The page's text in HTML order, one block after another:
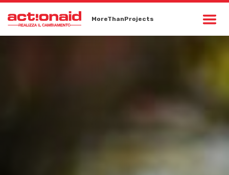
MoreThanProjects